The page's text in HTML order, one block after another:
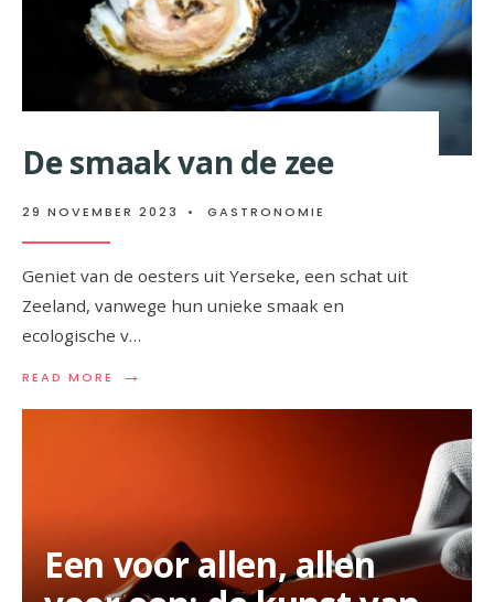
De smaak van de zee
29 NOVEMBER 2023 • GASTRONOMIE
Geniet van de oesters uit Yerseke, een schat uit
Zeeland, vanwege hun unieke smaak en
ecologische v…
READ MORE →
READ
Een voor allen, allen